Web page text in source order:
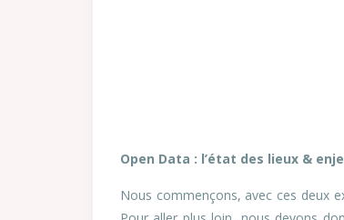
Open Data : l’état des lieux &
Nous commençons, avec ces deux